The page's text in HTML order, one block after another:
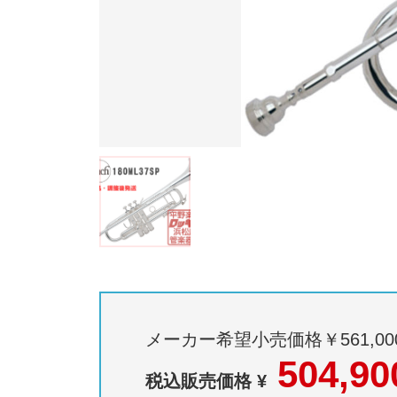
メーカー希望小売価格￥
税込販売価格 ¥